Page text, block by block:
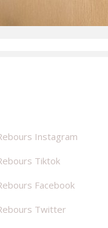
Instagram
Tiktok
Facebook
Twitter